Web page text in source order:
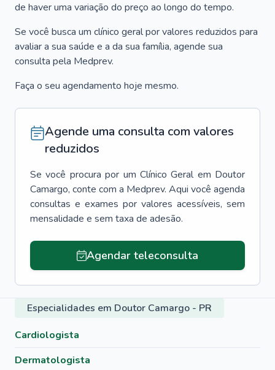
de haver uma variação do preço ao longo do tempo.
Se você busca um clínico geral por valores reduzidos para
avaliar a sua saúde e a da sua família, agende sua
consulta pela Medprev.
Faça o seu agendamento hoje mesmo.
Agende uma consulta com valores
reduzidos
Se você procura por um Clínico Geral em Doutor
Camargo, conte com a Medprev. Aqui você agenda
consultas e exames por valores acessíveis, sem
mensalidade e sem taxa de adesão.
Agendar teleconsulta
Especialidades em Doutor Camargo - PR
Cardiologista
Dermatologista